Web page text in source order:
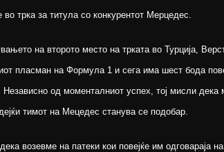
во трка за титула со конкурентот Мерцедес.
на второто место на трката во Турција,
пласман на Формула 1 и сега има шест бода
од моменталниот успех, тој мисли дека
тимот на Мецедес станува се подобар.
возевме на патеки кои повејќе им одговараја